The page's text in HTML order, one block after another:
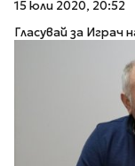
15 юли 2020, 20:52
Гласувай за